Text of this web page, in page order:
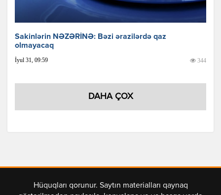
Sakinlərin NƏZƏRİNƏ: Bəzi ərazilərdə qaz
olmayacaq
İyul 31, 09:59 344
DAHA ÇOX
Hüquqları qorunur. Saytın materialları qaynaq